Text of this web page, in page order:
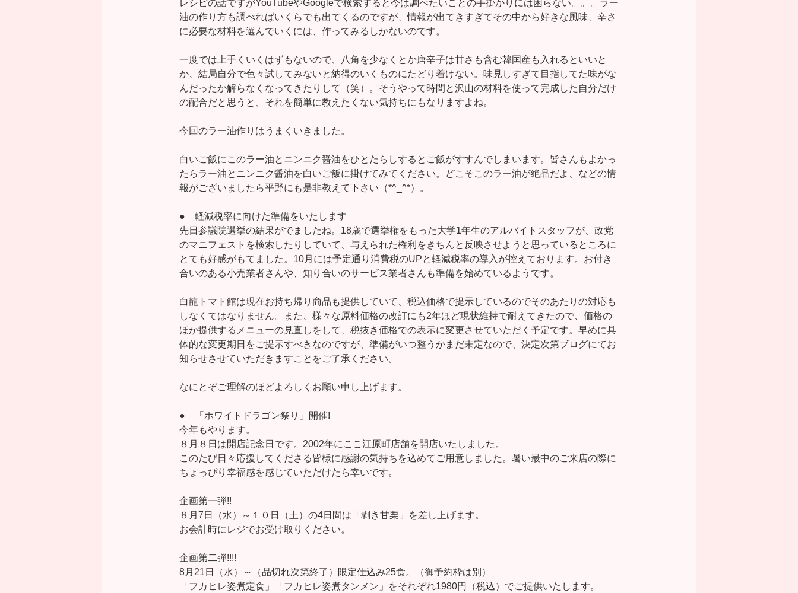
レシピの話ですがYouTubeやGoogleで検索すると今は調べたいことの手掛かりには困らない。。。ラー
油の作り方も調べればいくらでも出てくるのですが、情報が出てきすぎてその中から好きな風味、辛さ
に必要な材料を選んでいくには、作ってみるしかないのです。
一度では上手くいくはずもないので、八角を少なくとか唐辛子は甘さも含む韓国産も入れるといいと
か、結局自分で色々試してみないと納得のいくものにたどり着けない。味見しすぎて目指してた味がな
んだったか解らなくなってきたりして（笑）。そうやって時間と沢山の材料を使って完成した自分だけ
の配合だと思うと、それを簡単に教えたくない気持ちにもなりますよね。
今回のラー油作りはうまくいきました。
白いご飯にこのラー油とニンニク醤油をひとたらしするとご飯がすすんでしまいます。皆さんもよかっ
たらラー油とニンニク醤油を白いご飯に掛けてみてください。どこそこのラー油が絶品だよ、などの情
報がございましたら平野にも是非教えて下さい（*^_^*）。
● 軽減税率に向けた準備をいたします
先日参議院選挙の結果がでましたね。18歳で選挙権をもった大学1年生のアルバイトスタッフが、政党
のマニフェストを検索したりしていて、与えられた権利をきちんと反映させようと思っているところに
とても好感がもてました。10月には予定通り消費税のUPと軽減税率の導入が控えております。お付き
合いのある小売業者さんや、知り合いのサービス業者さんも準備を始めているようです。
白龍トマト館は現在お持ち帰り商品も提供していて、税込価格で提示しているのでそのあたりの対応も
しなくてはなりません。また、様々な原料価格の改訂にも2年ほど現状維持で耐えてきたので、価格の
ほか提供するメニューの見直しをして、税抜き価格での表示に変更させていただく予定です。早めに具
体的な変更期日をご提示すべきなのですが、準備がいつ整うかまだ未定なので、決定次第ブログにてお
知らせさせていただきますことをご了承ください。
なにとぞご理解のほどよろしくお願い申し上げます。
● 「ホワイトドラゴン祭り」開催!
今年もやります。
８月８日は開店記念日です。2002年にここ江原町店舗を開店いたしました。
このたび日々応援してくださる皆様に感謝の気持ちを込めてご用意しました。暑い最中のご来店の際に
ちょっぴり幸福感を感じていただけたら幸いです。
企画第一弾!!
８月7日（水）～１０日（土）の4日間は「剥き甘栗」を差し上げます。
お会計時にレジでお受け取りください。
企画第二弾!!!!
8月21日（水）～（品切れ次第終了）限定仕込み25食。（御予約枠は別）
「フカヒレ姿煮定食」「フカヒレ姿煮タンメン」をそれぞれ1980円（税込）でご提供いたします。